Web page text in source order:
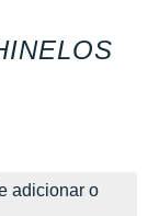
adicionar o